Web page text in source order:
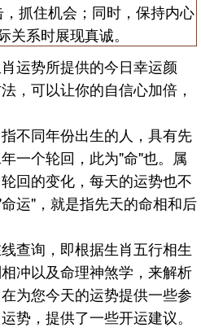
抓住机会；同时，保持内心
关系时展现真诚。
运势所提供的今日幸运颜
，可以让你的自信心加倍，
同年份出生的人，具有先
一个轮回，此为"命"也。属
回的变化，每天的运势也不
运"，就是指先天的命相和后
询，即根据生肖五行相生
冲以及命理神煞学，来解析
为您今天的运势提供一些参
势，提供了一些开运建议。